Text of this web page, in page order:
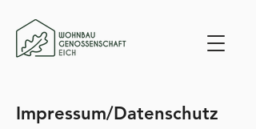
Impressum/Datenschutz